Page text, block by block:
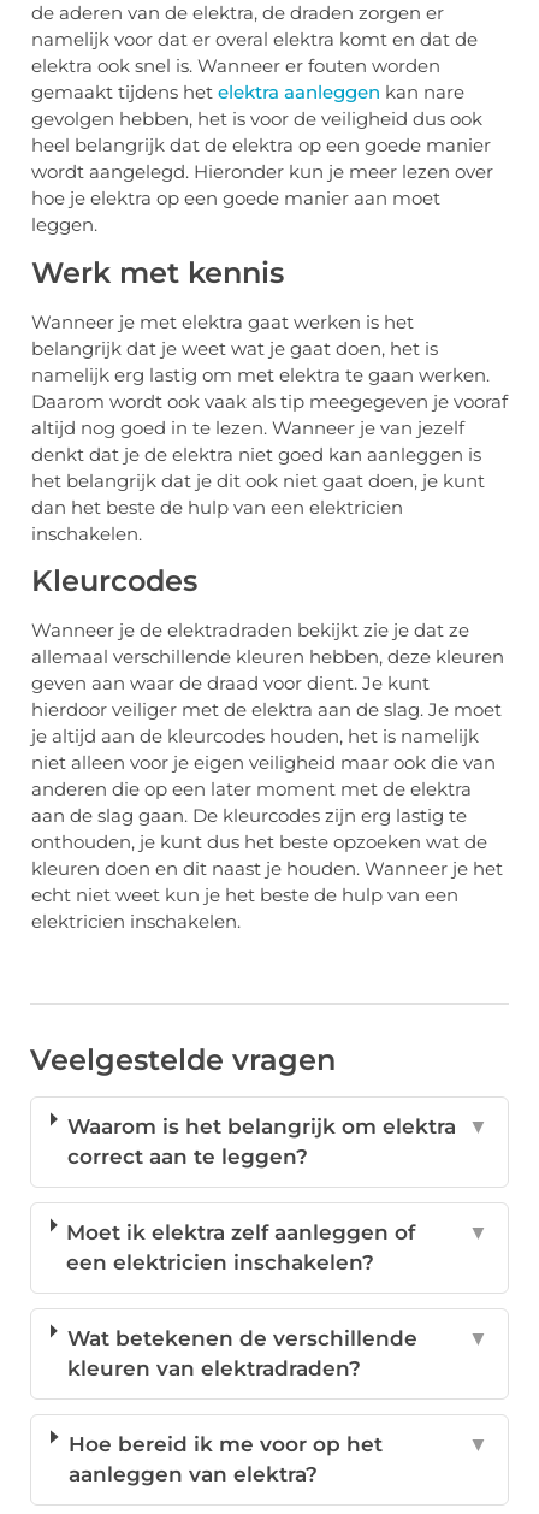
de aderen van de elektra, de draden zorgen er
namelijk voor dat er overal elektra komt en dat de
elektra ook snel is. Wanneer er fouten worden
gemaakt tijdens het elektra aanleggen kan nare
gevolgen hebben, het is voor de veiligheid dus ook
heel belangrijk dat de elektra op een goede manier
wordt aangelegd. Hieronder kun je meer lezen over
hoe je elektra op een goede manier aan moet
leggen.
Werk met kennis
Wanneer je met elektra gaat werken is het
belangrijk dat je weet wat je gaat doen, het is
namelijk erg lastig om met elektra te gaan werken.
Daarom wordt ook vaak als tip meegegeven je vooraf
altijd nog goed in te lezen. Wanneer je van jezelf
denkt dat je de elektra niet goed kan aanleggen is
het belangrijk dat je dit ook niet gaat doen, je kunt
dan het beste de hulp van een elektricien
inschakelen.
Kleurcodes
Wanneer je de elektradraden bekijkt zie je dat ze
allemaal verschillende kleuren hebben, deze kleuren
geven aan waar de draad voor dient. Je kunt
hierdoor veiliger met de elektra aan de slag. Je moet
je altijd aan de kleurcodes houden, het is namelijk
niet alleen voor je eigen veiligheid maar ook die van
anderen die op een later moment met de elektra
aan de slag gaan. De kleurcodes zijn erg lastig te
onthouden, je kunt dus het beste opzoeken wat de
kleuren doen en dit naast je houden. Wanneer je het
echt niet weet kun je het beste de hulp van een
elektricien inschakelen.
Veelgestelde vragen
Waarom is het belangrijk om elektra
correct aan te leggen?
▼
Moet ik elektra zelf aanleggen of
een elektricien inschakelen?
▼
Wat betekenen de verschillende
kleuren van elektradraden?
▼
Hoe bereid ik me voor op het
aanleggen van elektra?
▼